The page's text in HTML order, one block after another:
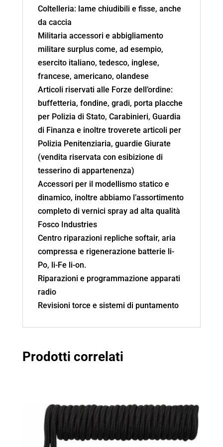
Coltelleria: lame chiudibili e fisse, anche
da caccia
Militaria accessori e abbigliamento
militare surplus come, ad esempio,
esercito italiano, tedesco, inglese,
francese, americano, olandese
Articoli riservati alle Forze dell’ordine:
buffetteria, fondine, gradi, porta placche
per Polizia di Stato, Carabinieri, Guardia
di Finanza e inoltre troverete articoli per
Polizia Penitenziaria, guardie Giurate
(vendita riservata con esibizione di
tesserino di appartenenza)
Accessori per il modellismo statico e
dinamico, inoltre abbiamo l’assortimento
completo di vernici spray ad alta qualità
Fosco Industries
Centro riparazioni repliche softair, aria
compressa e rigenerazione batterie li-
Po, li-Fe li-on.
Riparazioni e programmazione apparati
radio
Revisioni torce e sistemi di puntamento
Prodotti correlati